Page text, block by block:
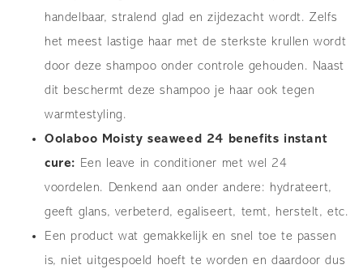
handelbaar, stralend glad en zijdezacht wordt. Zelfs
het meest lastige haar met de sterkste krullen wordt
door deze shampoo onder controle gehouden. Naast
dit beschermt deze shampoo je haar ook tegen
warmtestyling.
Oolaboo Moisty seaweed 24 benefits instant
cure: Een leave in conditioner met wel 24
voordelen. Denkend aan onder andere: hydrateert,
geeft glans, verbeterd, egaliseert, temt, herstelt, etc.
Een product wat gemakkelijk en snel toe te passen
is, niet uitgespoeld hoeft te worden en daardoor dus